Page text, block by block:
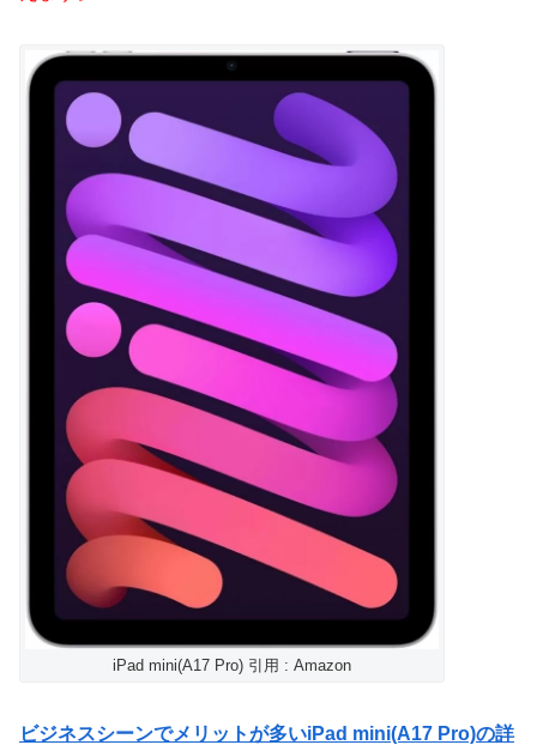
iPad mini(A17 Pro) 引用 : Amazon
ビジネスシーンでメリットが多いiPad mini(A17 Pro)の詳